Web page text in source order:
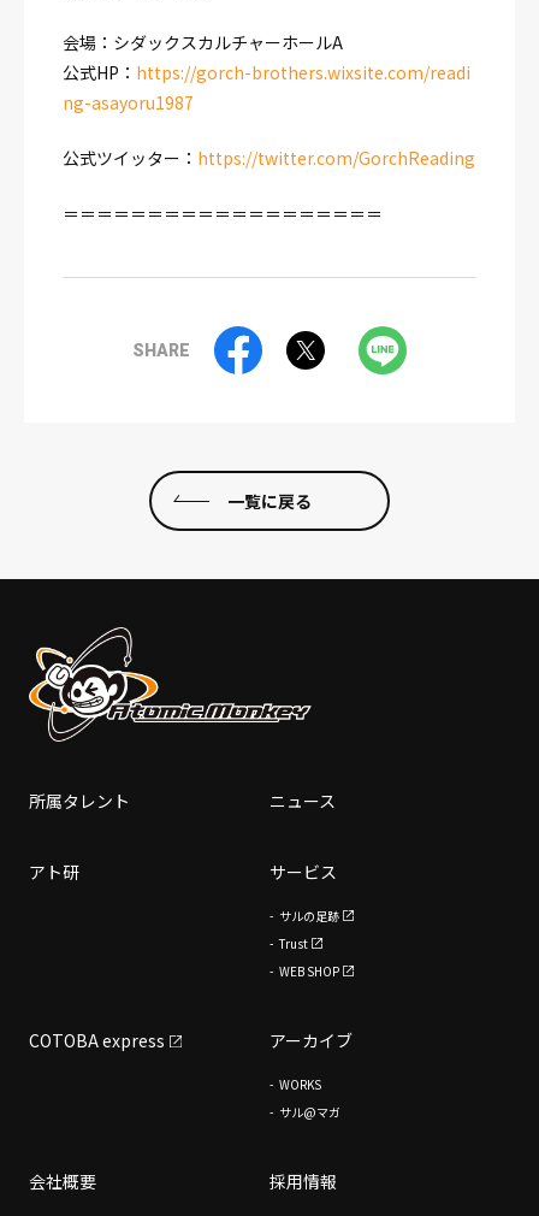
会場：シダックスカルチャーホールA
公式HP： https://gorch-brothers.wixsite.com/readi
ng-asayoru1987
公式ツイッター： https://twitter.com/GorchReading
＝＝＝＝＝＝＝＝＝＝＝＝＝＝＝＝＝＝＝
SHARE
一覧に戻る
所属タレント ニュース
アト研 サービス
サルの足跡
Trust
WEB SHOP
COTOBA express アーカイブ
WORKS
サル@マガ
会社概要 採用情報